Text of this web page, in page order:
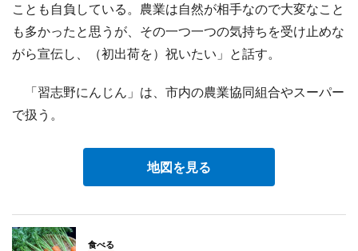
ことも自負している。農業は自然が相手なので大変なこと
も多かったと思うが、その一つ一つの気持ちを受け止めな
がら宣伝し、（初出荷を）祝いたい」と話す。
「習志野にんじん」は、市内の農業協同組合やスーパー
で扱う。
地図を見る
食べる